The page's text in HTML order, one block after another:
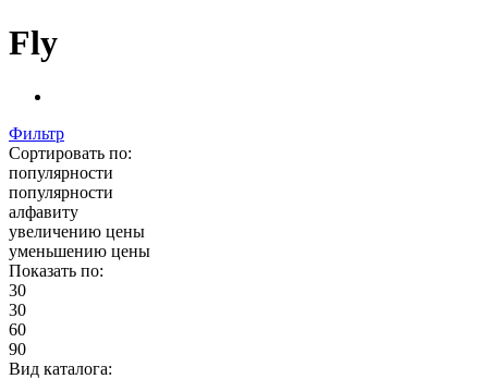
Fly
Фильтр
Сортировать по:
популярности
популярности
алфавиту
увеличению цены
уменьшению цены
Показать по:
30
30
60
90
Вид каталога: